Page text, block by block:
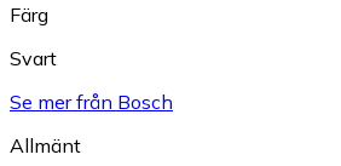
Färg
Svart
Se mer från Bosch
Allmänt